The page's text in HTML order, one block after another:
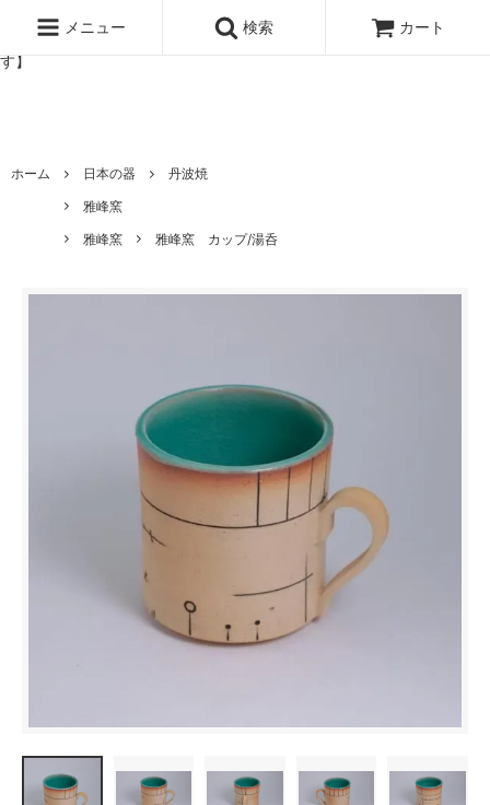
ッタのオンラインストア【アラビア,クイストゴーなどの北欧ヴィンテ
ージ食器,雅峰窯やソルテグラスジュエリーなどの作家の作品が並びま
す】
メニュー 検索 カート
ホーム 日本の器
丹波焼
雅峰窯
雅峰窯
雅峰窯 カップ/湯呑